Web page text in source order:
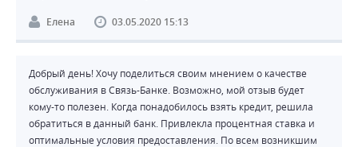
Елена 03.05.2020 15:13
Добрый день! Хочу поделиться своим мнением о качестве
обслуживания в Связь-Банке. Возможно, мой отзыв будет
кому-то полезен. Когда понадобилось взять кредит, решила
обратиться в данный банк. Привлекла процентная ставка и
оптимальные условия предоставления. По всем возникшим